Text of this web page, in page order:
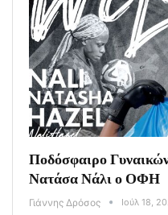
Ποδόσφαιρο
Νατάσα Νάλι ο ΟΦΗ
Γιάννης Δρόσος Ιούλ 18,